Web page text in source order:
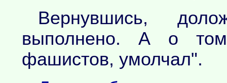
Вернувшись,
выполнено. А о
фашистов, умолчал".